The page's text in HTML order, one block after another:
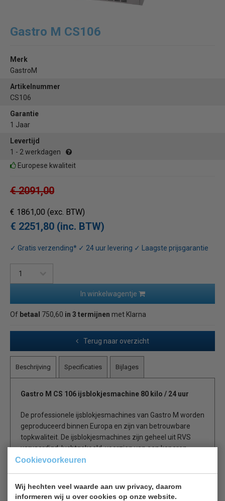
Cookievoorkeuren
Wij hechten veel waarde aan uw privacy, daarom
informeren wij u over cookies op onze website.
Gastro M CS106
Merk
GastroM
Artikelnummer
CS106
Garantie
1 Jaar
Levertijd
1 - 2 werkdagen
Europese kwaliteit
€ 2091,00
€ 1861,00 (exc. BTW)
€ 2251,80 (inc. BTW)
✓ Gratis verzending* ✓ 24 uur levering ✓ Laagste prijsgarantie
In winkelwagentje
Of betaal 750,60 in 3 termijnen met Klarna
Terug naar overzicht
Beschrijving Specificaties Bijlages
Gastro M CS 106 ijsblokjesmachine 80 kilo / 24 uur
De professionele ijsblokjesmachines van Gastro M worden
geproduceerd binnen Europa en zijn van betrouwbare
topkwaliteit. De ijsblokjesmachines zijn geheel uit RVS
vervaardigd, luchtgekoeld, voorzien van een koperen
condensor en werken volgens het vertrouwde
ijsschep.